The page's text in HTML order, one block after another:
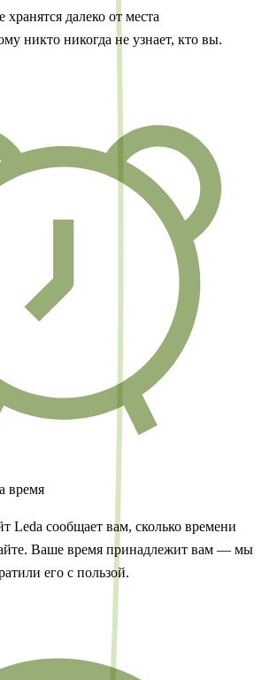
далеко от места
никто никогда не узнает, кто вы.
время
Leda сообщает вам, сколько времени
Ваше время принадлежит вам — мы
его с пользой.